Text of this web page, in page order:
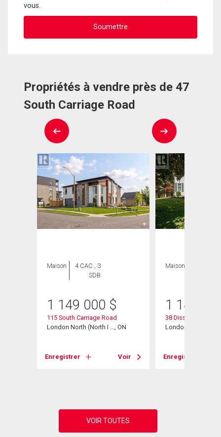
vous.
Propriétés à vendre près de 47
South Carriage Road
Maison
4 CAC , 3
SDB
1 149 000 $
115 South Carriage Road
London North (North I ..., ON
Enregistrer Voir
Maison
1 149
38 Dissing Crescent
London North
Enregistrer